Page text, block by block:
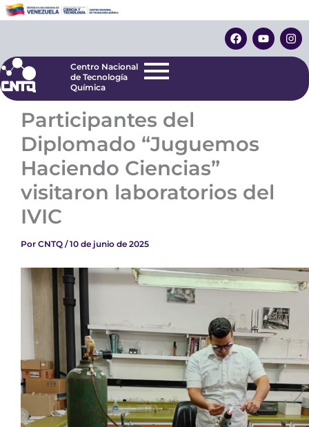
al
F
a
c
o
Y
o
u
e
I
n
s
r
Centro Nacional
de Tecnología
Centro Nacional
de Tecnología
Química
Participantes del
Diplomado “Juguemos
Haciendo Ciencias”
visitaron laboratorios del
IVIC
Por CNTQ /10 de junio de 2025